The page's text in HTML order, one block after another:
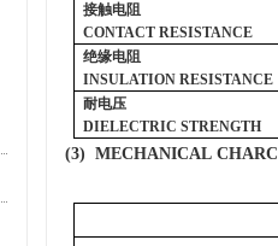
接触电阻
CONTACT RESISTANCE
绝缘电阻
INSULATION RESISTANCE
耐电压
DIELECTRIC STRENGTH
(3) MECHANICAL